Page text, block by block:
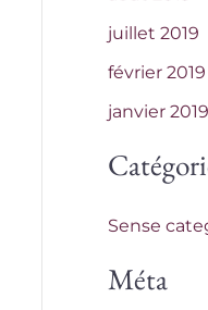
juillet 2019
février 2019
janvier 2019
Sense
Méta